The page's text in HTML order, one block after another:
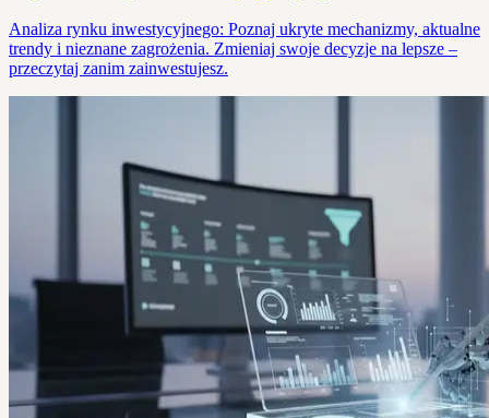
Analiza rynku inwestycyjnego: Poznaj ukryte mechanizmy, aktualne
trendy i nieznane zagrożenia. Zmieniaj swoje decyzje na lepsze –
przeczytaj zanim zainwestujesz.